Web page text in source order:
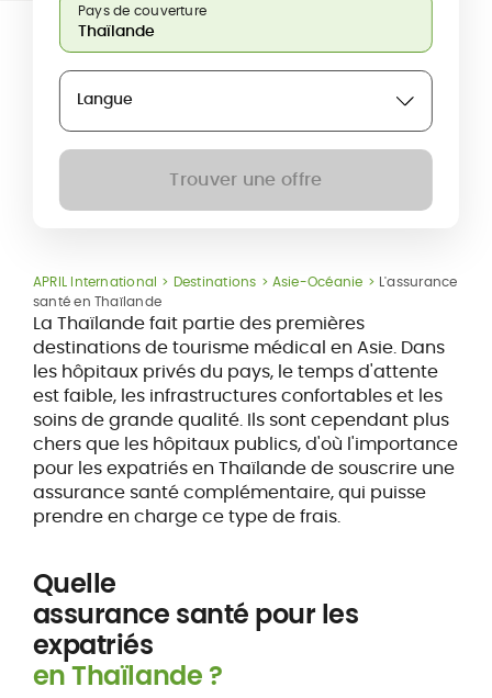
Pays de couverture
Langue
Trouver une offre
APRIL International Destinations Asie-Océanie
L'assurance
santé en Thaïlande
La Thaïlande fait partie des premières
destinations de tourisme médical en Asie. Dans
les hôpitaux privés du pays, le temps d'attente
est faible, les infrastructures confortables et les
soins de grande qualité. Ils sont cependant plus
chers que les hôpitaux publics, d'où l'importance
pour les expatriés en Thaïlande de souscrire une
assurance santé complémentaire, qui puisse
prendre en charge ce type de frais.
Quelle
assurance santé pour les
expatriés
en Thaïlande ?